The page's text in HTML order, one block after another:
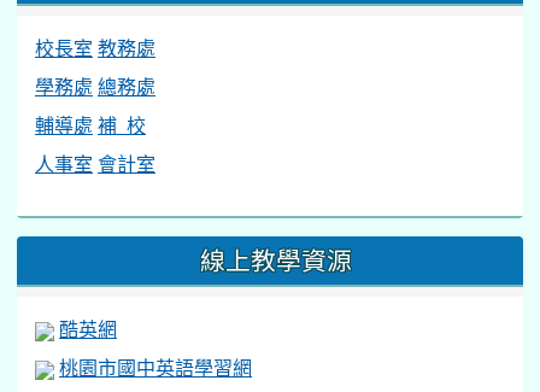
校長室 教務處
學務處 總務處
輔導處 補 校
人事室 會計室
線上教學資源
酷英網
桃園市國中英語學習網